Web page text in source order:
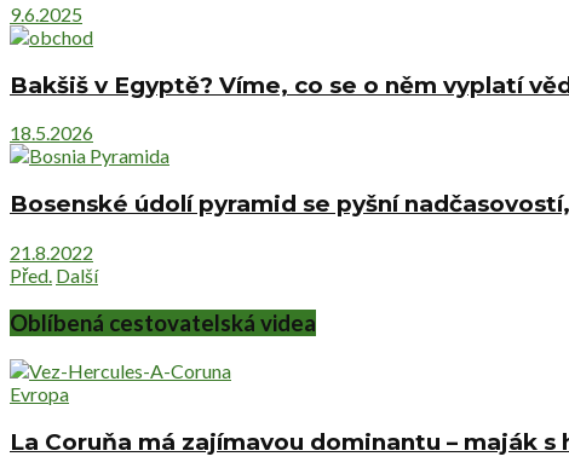
9.6.2025
Bakšiš v Egyptě? Víme, co se o něm vyplatí
18.5.2026
Bosenské údolí pyramid se pyšní
21.8.2022
Před. Další
Oblíbená cestovatelská videa
Evropa
La Coruňa má zajímavou dominantu – maják